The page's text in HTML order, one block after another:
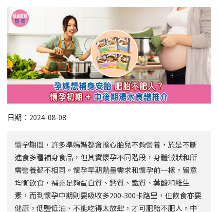
日期：2024-08-08
懷孕期間，許多準媽媽都會擔心胎兒不夠營養，於是不斷
進食多種補身食品，但其實懷孕不同階段，身體徵狀和所
需營養都不相同。懷孕早期熱量需求和懷孕前一樣，留意
均衡飲食，補充足夠蛋白質、鈣質、鐵質、葉酸和維生
素，而到懷孕中期則要吸收多200-300卡路里，但飲食亦要
健康，低鹽低油、不能吃得太放肆，才可肥胎不肥人。中